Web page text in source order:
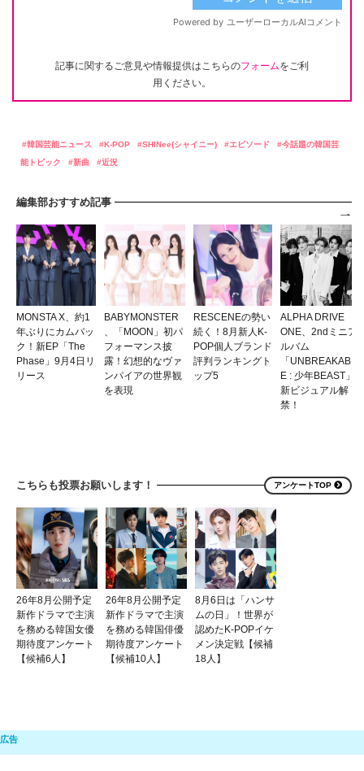
記事に関するご意見や情報提供はこちらのフォームをご利
用ください。
韓国芸能ニュース K-POP SHINee(シャイニー) エピソード
今話題の韓国芸
能トピック
新曲 近況
編集部おすすめ記事
MONSTA X、約1
年ぶりにカムバッ
ク！新EP「The
Phase」9月4日リ
リース
BABYMONSTER
、「MOON」初パ
フォーマンス披
露！幻想的なヴァ
ンパイアの世界観
を表現
RESCENEの勢い
続く！8月新人K-
POP個人ブランド
評判ランキングト
ップ5
ALPHA DRIVE
ONE、2ndミニア
ルバム
「UNBREAKABL
E : 少年BEAST」
新ビジュアル解
禁！
こちらも投票お願いします！ アンケートTOP
26年8月公開予定
新作ドラマで主演
を務める韓国女優
期待度アンケート
【候補6人】
26年8月公開予定
新作ドラマで主演
を務める韓国俳優
期待度アンケート
【候補10人】
8月6日は「ハンサ
ムの日」！世界が
認めたK-POPイケ
メン決定戦【候補
18人】